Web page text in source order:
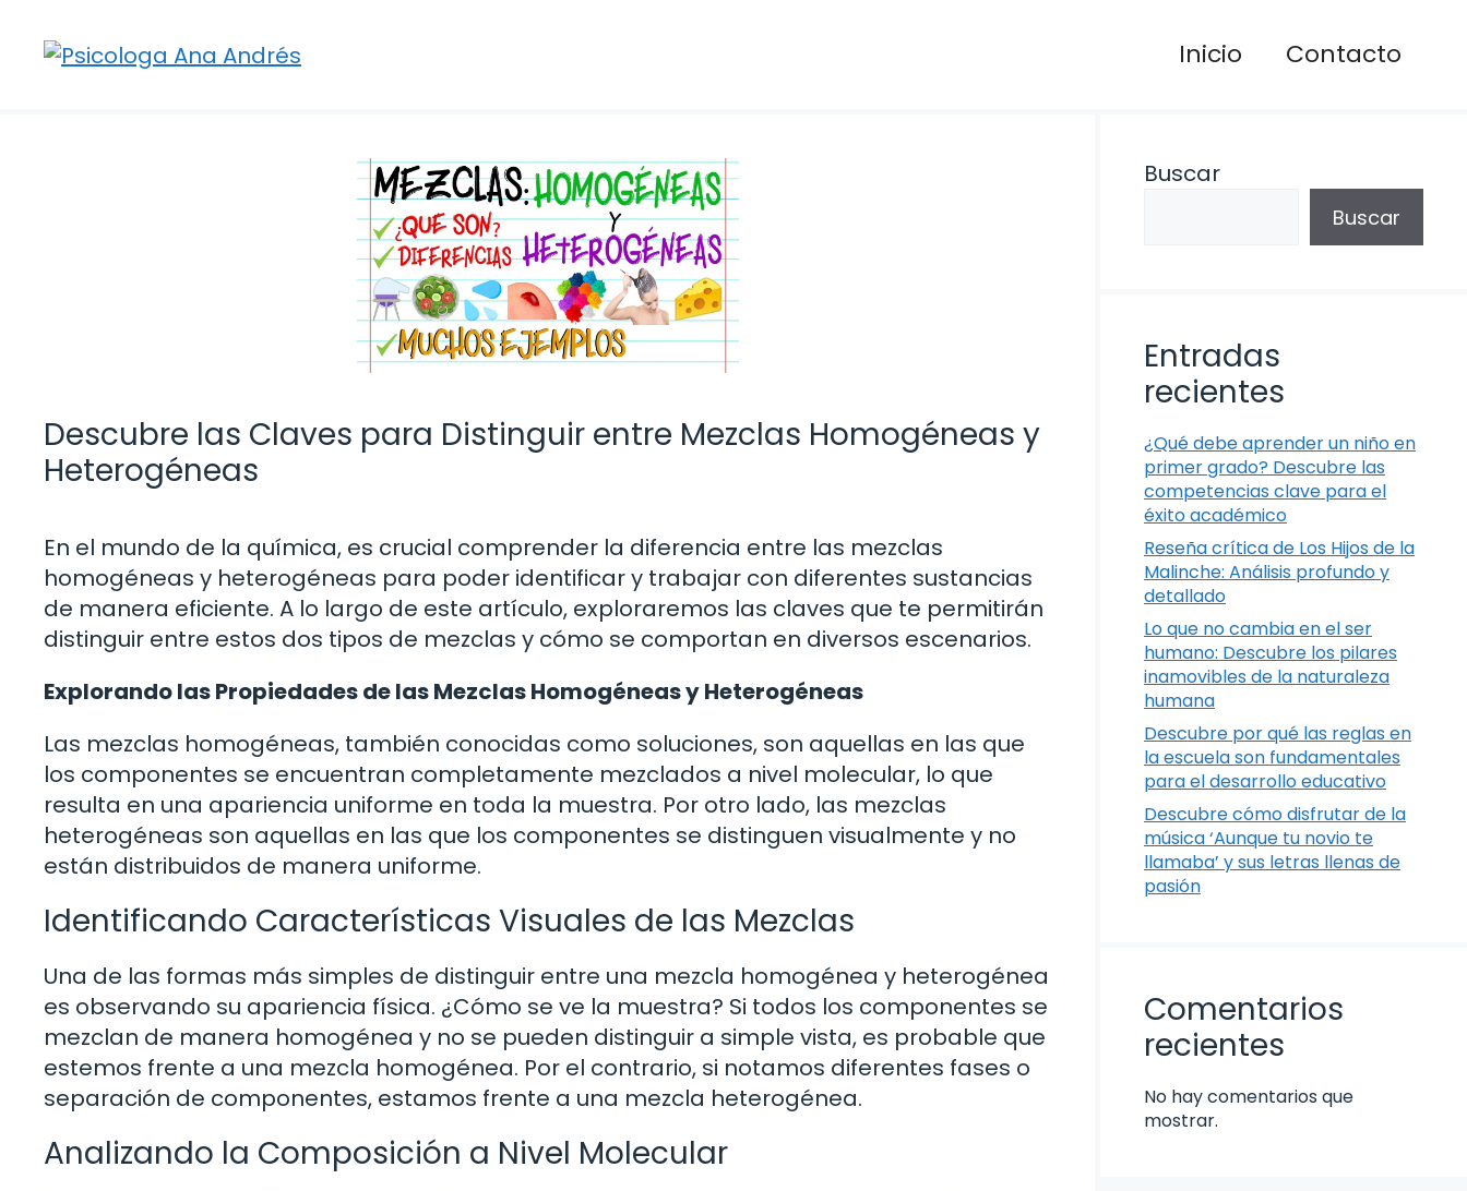
contenido
Inicio Contacto
Descubre las Claves para Distinguir entre Mezclas Homogéneas y
Heterogéneas
En el mundo de la química, es crucial comprender la diferencia entre las mezclas
homogéneas y heterogéneas para poder identificar y trabajar con diferentes sustancias
de manera eficiente. A lo largo de este artículo, exploraremos las claves que te permitirán
distinguir entre estos dos tipos de mezclas y cómo se comportan en diversos escenarios.
Explorando las Propiedades de las Mezclas Homogéneas y Heterogéneas
Las mezclas homogéneas, también conocidas como soluciones, son aquellas en las que
los componentes se encuentran completamente mezclados a nivel molecular, lo que
resulta en una apariencia uniforme en toda la muestra. Por otro lado, las mezclas
heterogéneas son aquellas en las que los componentes se distinguen visualmente y no
están distribuidos de manera uniforme.
Identificando Características Visuales de las Mezclas
Una de las formas más simples de distinguir entre una mezcla homogénea y heterogénea
es observando su apariencia física. ¿Cómo se ve la muestra? Si todos los componentes se
mezclan de manera homogénea y no se pueden distinguir a simple vista, es probable que
estemos frente a una mezcla homogénea. Por el contrario, si notamos diferentes fases o
separación de componentes, estamos frente a una mezcla heterogénea.
Analizando la Composición a Nivel Molecular
Buscar
Buscar
Entradas
recientes
¿Qué debe aprender un niño en
primer grado? Descubre las
competencias clave para el
éxito académico
Reseña crítica de Los Hijos de la
Malinche: Análisis profundo y
detallado
Lo que no cambia en el ser
humano: Descubre los pilares
inamovibles de la naturaleza
humana
Descubre por qué las reglas en
la escuela son fundamentales
para el desarrollo educativo
Descubre cómo disfrutar de la
música ‘Aunque tu novio te
llamaba’ y sus letras llenas de
pasión
Comentarios
recientes
No hay comentarios que
mostrar.